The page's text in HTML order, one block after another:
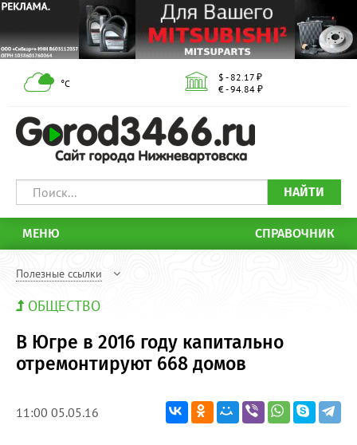
°С
$ - 82.17 ₽
€ - 94.84 ₽
НАЙТИ
МЕНЮ СПРАВОЧНИК
Полезные ссылки
ОБЩЕСТВО
В Югре в 2016 году капитально
отремонтируют 668 домов
11:00 05.05.16